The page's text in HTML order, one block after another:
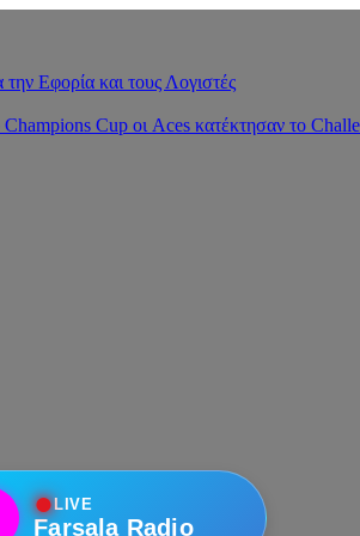
Εφορία και τους Λογιστές
Cup οι Aces κατέκτησαν το
●LIVE
Farsala Radio